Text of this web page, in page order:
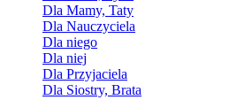
Dla Mamy, Taty
Dla Nauczyciela
Dla niego
Dla niej
Dla Przyjaciela
Dla Siostry, Brata